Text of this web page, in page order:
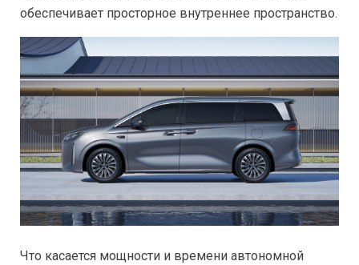
обеспечивает просторное внутреннее пространство.
Что касается мощности и времени автономной